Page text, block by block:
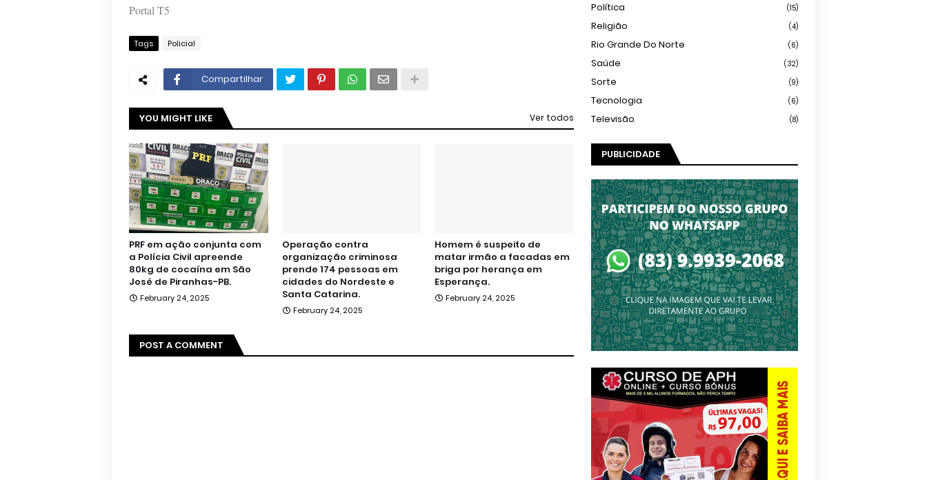
Portal T5
Tags Policial
Compartilhar
YOU MIGHT LIKE Ver todos
PRF em ação conjunta com
a Polícia Civil apreende
80kg de cocaína em São
José de Piranhas-PB.
February 24, 2025
Operação contra
organização criminosa
prende 174 pessoas em
cidades do Nordeste e
Santa Catarina.
February 24, 2025
Homem é suspeito de
matar irmão a facadas em
briga por herança em
Esperança.
February 24, 2025
POST A COMMENT
Política (15)
Religião (4)
Rio Grande Do Norte (6)
Saúde (32)
Sorte (9)
Tecnologia (6)
Televisão (8)
PUBLICIDADE